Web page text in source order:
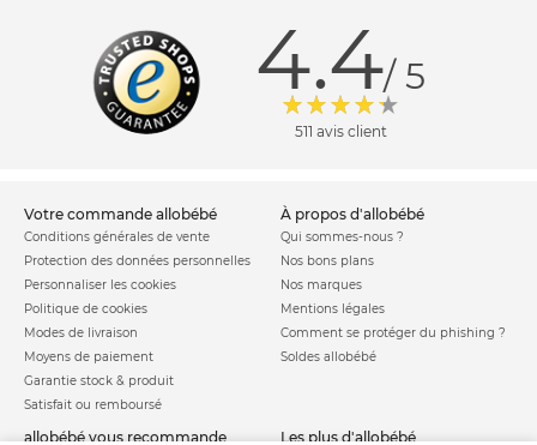
4.4/ 5
511 avis client
votre commande allobébé
Conditions générales de vente
Protection des données personnelles
Personnaliser les cookies
Politique de cookies
Modes de livraison
Moyens de paiement
Garantie stock & produit
Satisfait ou remboursé
à propos d'allobébé
Qui sommes-nous ?
Nos bons plans
Nos marques
Mentions légales
Comment se protéger du phishing ?
Soldes allobébé
allobébé vous recommande les plus d'allobébé